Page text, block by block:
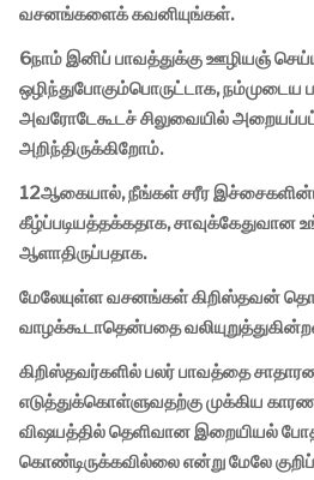
வசனங்களைக் கவனியுங்கள்.
6நாம் இனிப் பாவத்துக்கு ஊழியஞ்
ஒழிந்துபோகும்பொருட்டாக,
அவரோடேகூடச் சிலுவையில்
அறிந்திருக்கிறோம்.
12ஆகையால், நீங்கள் சரீர
கீழ்ப்படியத்தக்கதாக, சாவுக்கேதுவான
ஆளாதிருப்பதாக.
மேலேயுள்ள வசனங்கள் கிறிஸ்தவன்
வாழக்கூடாதென்பதை
கிறிஸ்தவர்களில் பலர் பாவத்தை
எடுத்துக்கொள்ளுவதற்கு முக்கிய
விஷயத்தில் தெளிவான இறையியல்
கொண்டிருக்கவில்லை என்று மேலே